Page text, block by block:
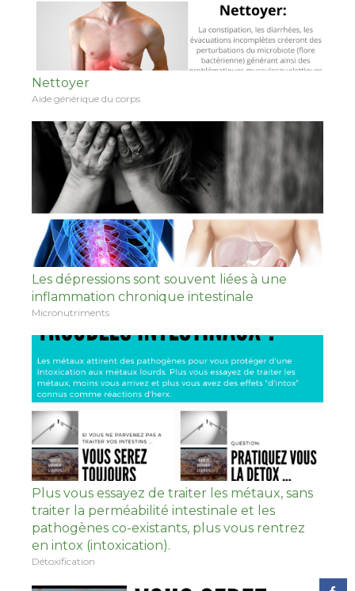
Nettoyer
Aide générique du corps
Les dépressions sont souvent liées à une
inflammation chronique intestinale
Micronutriments
Plus vous essayez de traiter les métaux, sans
traiter la perméabilité intestinale et les
pathogènes co-existants, plus vous rentrez
en intox (intoxication).
Détoxification